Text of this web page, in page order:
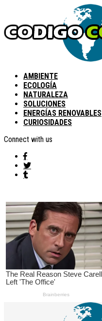
AMBIENTE
ECOLOGÍA
NATURALEZA
SOLUCIONES
ENERGÍAS RENOVABLES
CURIOSIDADES
Connect with us